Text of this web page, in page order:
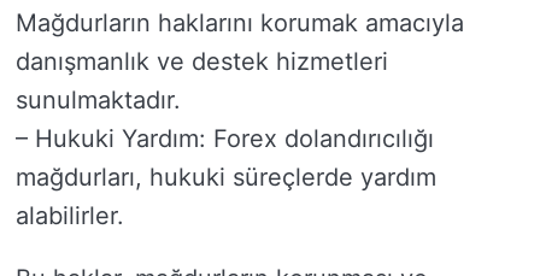
Mağdurların haklarını korumak amacıyla
danışmanlık ve destek hizmetleri
sunulmaktadır.
– Hukuki Yardım: Forex dolandırıcılığı
mağdurları, hukuki süreçlerde yardım
alabilirler.